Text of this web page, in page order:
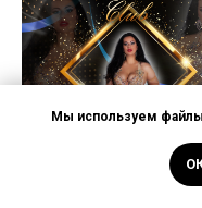
Мы используем